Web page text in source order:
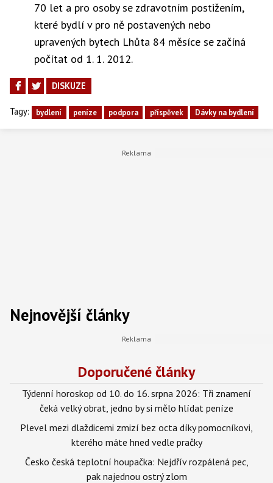
70 let a pro osoby se zdravotním postižením,
které bydlí v pro ně postavených nebo
upravených bytech Lhůta 84 měsíce se začíná
počítat od 1. 1. 2012.
DISKUZE
Tagy: bydlení peníze podpora příspěvek Dávky na bydlení
Nejnovější články
Doporučené články
Týdenní horoskop od 10. do 16. srpna 2026: Tři znamení
čeká velký obrat, jedno by si mělo hlídat peníze
Plevel mezi dlaždicemi zmizí bez octa díky pomocníkovi,
kterého máte hned vedle pračky
Česko česká teplotní houpačka: Nejdřív rozpálená pec,
pak najednou ostrý zlom